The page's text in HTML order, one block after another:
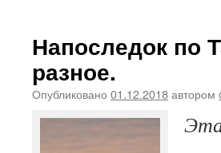
Напоследок по
разное.
Опубликовано 01.12.2018автором